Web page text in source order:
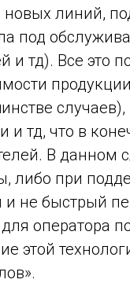
новых линий,
под
и тд). Все это
и тд, что в
В данном
либо при
не быстрый
оператора
этой